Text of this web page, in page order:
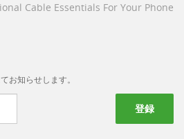
Cable Essentials For Your Phone
お知らせします。
登録